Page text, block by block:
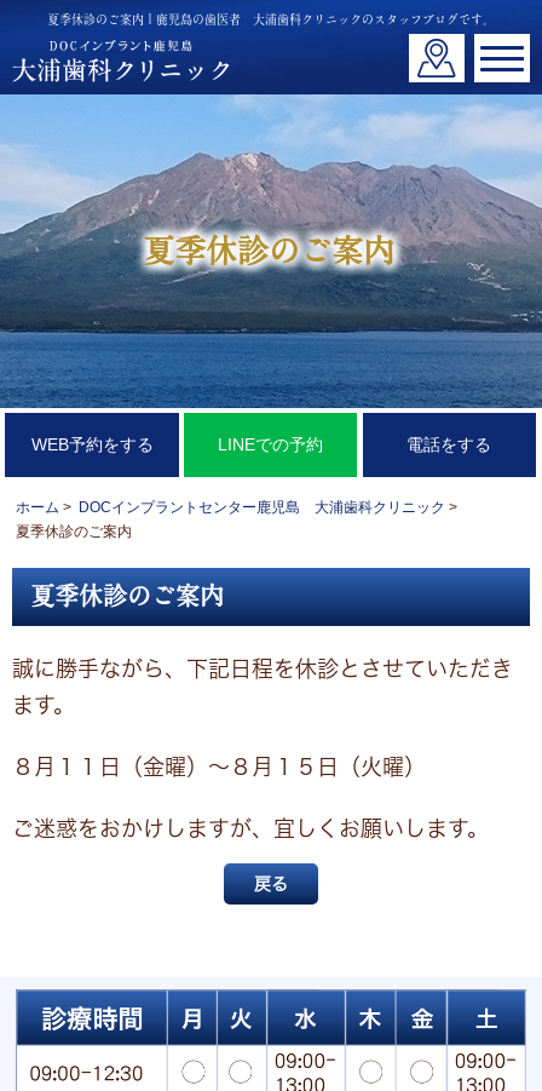
夏季休診のご案内丨鹿児島の歯医者 大浦歯科クリニックのスタッフブログです。
夏季休診のご案内
WEB予約をする LINEでの予約 電話をする
ホーム > DOCインプラントセンター鹿児島 大浦歯科クリニック >
夏季休診のご案内
夏季休診のご案内
誠に勝手ながら、下記日程を休診とさせていただき
ます。
８月１１日（金曜）～８月１５日（火曜）
ご迷惑をおかけしますが、宜しくお願いします。
戻る